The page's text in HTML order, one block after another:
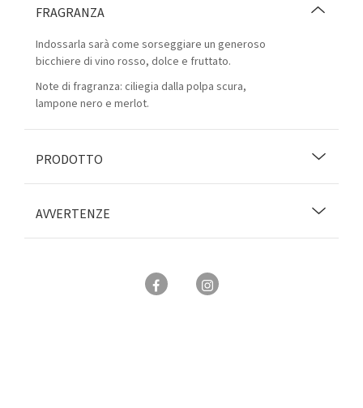
FRAGRANZA
Indossarla sarà come sorseggiare un generoso
bicchiere di vino rosso, dolce e fruttato.
Note di fragranza: ciliegia dalla polpa scura,
lampone nero e merlot.
PRODOTTO
AVVERTENZE